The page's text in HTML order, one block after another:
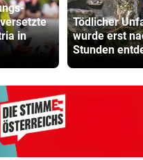
in
Tödlicher
wurde erst
Stunden